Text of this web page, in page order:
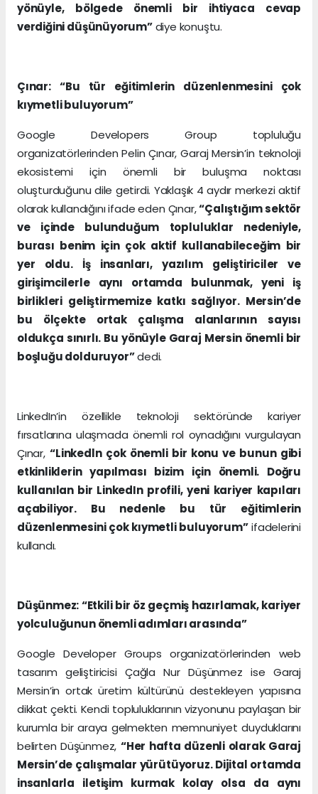
yönüyle, bölgede önemli bir ihtiyaca cevap
verdiğini düşünüyorum”diye konuştu.
Çınar: “Bu tür eğitimlerin düzenlenmesini çok
kıymetli buluyorum”
Google Developers Group topluluğu
organizatörlerinden Pelin Çınar, Garaj Mersin’in teknoloji
ekosistemi için önemli bir buluşma noktası
oluşturduğunu dile getirdi. Yaklaşık 4 aydır merkezi aktif
olarak kullandığını ifade eden Çınar,“Çalıştığım sektör
ve içinde bulunduğum topluluklar nedeniyle,
burası benim için çok aktif kullanabileceğim bir
yer oldu. İş insanları, yazılım geliştiriciler ve
girişimcilerle aynı ortamda bulunmak, yeni iş
birlikleri geliştirmemize katkı sağlıyor. Mersin’de
bu ölçekte ortak çalışma alanlarının sayısı
oldukça sınırlı. Bu yönüyle Garaj Mersin önemli bir
boşluğu dolduruyor”dedi.
LinkedIn’in özellikle teknoloji sektöründe kariyer
fırsatlarına ulaşmada önemli rol oynadığını vurgulayan
Çınar,“Linkedln çok önemli bir konu ve bunun gibi
etkinliklerin yapılması bizim için önemli. Doğru
kullanılan bir LinkedIn profili, yeni kariyer kapıları
açabiliyor. Bu nedenle bu tür eğitimlerin
düzenlenmesini çok kıymetli buluyorum”ifadelerini
kullandı.
Düşünmez: “Etkili bir öz geçmiş hazırlamak, kariyer
yolculuğunun önemli adımları arasında”
Google Developer Groups organizatörlerinden web
tasarım geliştiricisi Çağla Nur Düşünmez ise Garaj
Mersin’in ortak üretim kültürünü destekleyen yapısına
dikkat çekti. Kendi topluluklarının vizyonunu paylaşan bir
kurumla bir araya gelmekten memnuniyet duyduklarını
belirten Düşünmez, “Her hafta düzenli olarak Garaj
Mersin’de çalışmalar yürütüyoruz. Dijital ortamda
insanlarla iletişim kurmak kolay olsa da aynı